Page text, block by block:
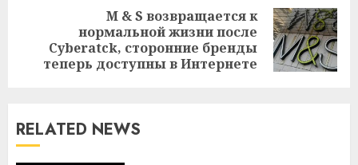
post:
M & S возвращается к
нормальной жизни после
Cyberatck, сторонние бренды
теперь доступны в Интернете
RELATED NEWS